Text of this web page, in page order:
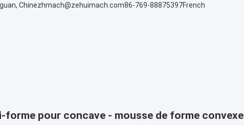
Chinezhmach@zehuimach.com86-769-88875397French
pour concave - mousse de forme convexe